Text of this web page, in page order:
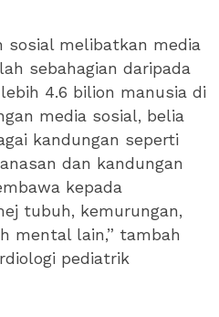
sosial melibatkan media
sebahagian daripada
4.6 bilion manusia di
media sosial, belia
kandungan seperti
dan kandungan
kepada
tubuh, kemurungan,
mental lain,” tambah
pediatrik